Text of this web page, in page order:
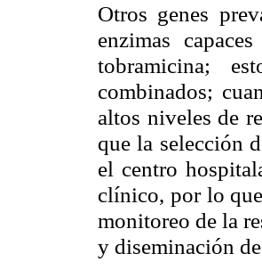
Otros genes
enzimas
tobramicina;
combinados;
altos niveles de
que la selección
el centro
clínico, por lo
monitoreo de la
y diseminación